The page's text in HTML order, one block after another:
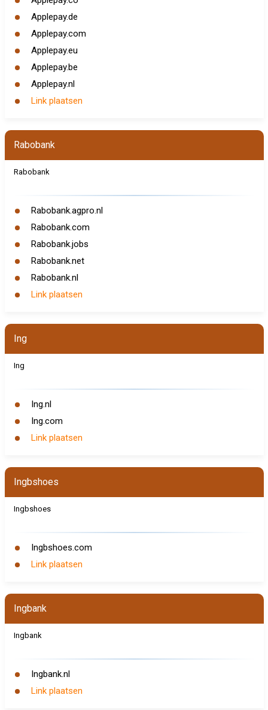
Applepay.de
Applepay.com
Applepay.eu
Applepay.be
Applepay.nl
Link plaatsen
Rabobank
Rabobank
Rabobank.agpro.nl
Rabobank.com
Rabobank.jobs
Rabobank.net
Rabobank.nl
Link plaatsen
Ing
Ing
Ing.nl
Ing.com
Link plaatsen
Ingbshoes
Ingbshoes
Ingbshoes.com
Link plaatsen
Ingbank
Ingbank
Ingbank.nl
Link plaatsen